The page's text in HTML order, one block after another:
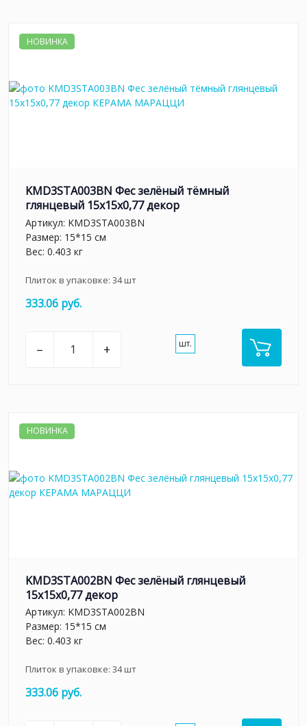
НОВИНКА
KMD3STA003BN Фес зелёный тёмный
глянцевый 15x15x0,77 декор
Артикул: KMD3STA003BN
Размер: 15*15 см
Вес: 0.403 кг
Плиток в упаковке: 34шт
333.06 руб.
– + шт.
НОВИНКА
KMD3STA002BN Фес зелёный глянцевый
15x15x0,77 декор
Артикул: KMD3STA002BN
Размер: 15*15 см
Вес: 0.403 кг
Плиток в упаковке: 34шт
333.06 руб.